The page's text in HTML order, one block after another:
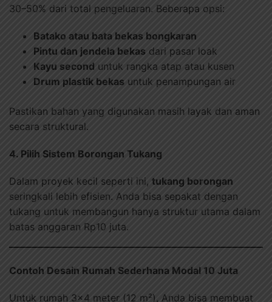
30–50% dari total pengeluaran. Beberapa opsi:
Batako atau bata bekas bongkaran
Pintu dan jendela bekas dari pasar loak
Kayu second untuk rangka atap atau kusen
Drum plastik bekas untuk penampungan air
Pastikan bahan yang digunakan masih layak dan aman
secara struktural.
4. Pilih Sistem Borongan Tukang
Dalam proyek kecil seperti ini, tukang borongan
seringkali lebih efisien. Anda bisa sepakat dengan
tukang untuk membangun hanya struktur utama dalam
batas anggaran Rp10 juta.
Contoh Desain Rumah Sederhana Modal 10 Juta
Untuk rumah 3×4 meter (12 m²), Anda bisa membuat